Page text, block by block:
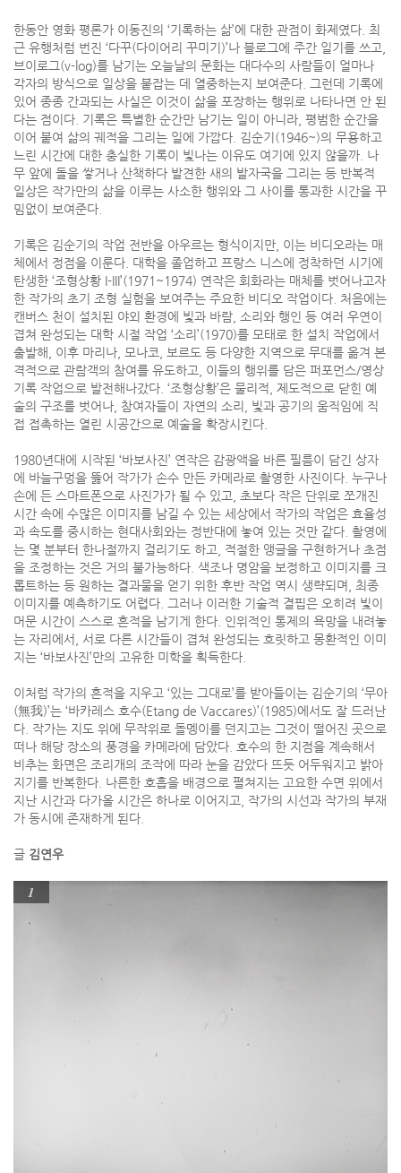
한동안 영화 평론가 이동진의 ‘기록하는 삶’에 대한 관점이 화제였다. 최
근 유행처럼 번진 ‘다꾸(다이어리 꾸미기)’나 블로그에 주간 일기를 쓰고,
브이로그(v-log)를 남기는 오늘날의 문화는 대다수의 사람들이 얼마나
각자의 방식으로 일상을 붙잡는 데 열중하는지 보여준다. 그런데 기록에
있어 종종 간과되는 사실은 이것이 삶을 포장하는 행위로 나타나면 안 된
다는 점이다. 기록은 특별한 순간만 남기는 일이 아니라, 평범한 순간을
이어 붙여 삶의 궤적을 그리는 일에 가깝다. 김순기(1946~)의 무용하고
느린 시간에 대한 충실한 기록이 빛나는 이유도 여기에 있지 않을까. 나
무 앞에 돌을 쌓거나 산책하다 발견한 새의 발자국을 그리는 등 반복적
일상은 작가만의 삶을 이루는 사소한 행위와 그 사이를 통과한 시간을 꾸
밈없이 보여준다.
기록은 김순기의 작업 전반을 아우르는 형식이지만, 이는 비디오라는 매
체에서 정점을 이룬다. 대학을 졸업하고 프랑스 니스에 정착하던 시기에
탄생한 ‘조형상황 I-III’(1971~1974) 연작은 회화라는 매체를 벗어나고자
한 작가의 초기 조형 실험을 보여주는 주요한 비디오 작업이다. 처음에는
캔버스 천이 설치된 야외 환경에 빛과 바람, 소리와 행인 등 여러 우연이
겹쳐 완성되는 대학 시절 작업 ‘소리’(1970)를 모태로 한 설치 작업에서
출발해, 이후 마리나, 모나코, 보르도 등 다양한 지역으로 무대를 옮겨 본
격적으로 관람객의 참여를 유도하고, 이들의 행위를 담은 퍼포먼스/영상
기록 작업으로 발전해나갔다. ‘조형상황’은 물리적, 제도적으로 닫힌 예
술의 구조를 벗어나, 참여자들이 자연의 소리, 빛과 공기의 움직임에 직
접 접촉하는 열린 시공간으로 예술을 확장시킨다.
1980년대에 시작된 ‘바보사진’ 연작은 감광액을 바른 필름이 담긴 상자
에 바늘구멍을 뚫어 작가가 손수 만든 카메라로 촬영한 사진이다. 누구나
손에 든 스마트폰으로 사진가가 될 수 있고, 초보다 작은 단위로 쪼개진
시간 속에 수많은 이미지를 남길 수 있는 세상에서 작가의 작업은 효율성
과 속도를 중시하는 현대사회와는 정반대에 놓여 있는 것만 같다. 촬영에
는 몇 분부터 한나절까지 걸리기도 하고, 적절한 앵글을 구현하거나 초점
을 조정하는 것은 거의 불가능하다. 색조나 명암을 보정하고 이미지를 크
롭트하는 등 원하는 결과물을 얻기 위한 후반 작업 역시 생략되며, 최종
이미지를 예측하기도 어렵다. 그러나 이러한 기술적 결핍은 오히려 빛이
머문 시간이 스스로 흔적을 남기게 한다. 인위적인 통제의 욕망을 내려놓
는 자리에서, 서로 다른 시간들이 겹쳐 완성되는 흐릿하고 몽환적인 이미
지는 ‘바보사진’만의 고유한 미학을 획득한다.
이처럼 작가의 흔적을 지우고 ‘있는 그대로’를 받아들이는 김순기의 ‘무아
(無我)’는 ‘바카레스 호수(Etang de Vaccares)’(1985)에서도 잘 드러난
다. 작가는 지도 위에 무작위로 돌멩이를 던지고는 그것이 떨어진 곳으로
떠나 해당 장소의 풍경을 카메라에 담았다. 호수의 한 지점을 계속해서
비추는 화면은 조리개의 조작에 따라 눈을 감았다 뜨듯 어두워지고 밝아
지기를 반복한다. 나른한 호흡을 배경으로 펼쳐지는 고요한 수면 위에서
지난 시간과 다가올 시간은 하나로 이어지고, 작가의 시선과 작가의 부재
가 동시에 존재하게 된다.
글 김연우
1